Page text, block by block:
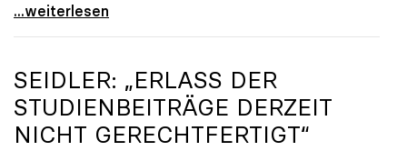
uniko-Präsidentin Seidler: „Digitale Lehre ist
...weiterlesen
SEIDLER: „ERLASS DER
STUDIENBEITRÄGE DERZEIT
NICHT GERECHTFERTIGT“